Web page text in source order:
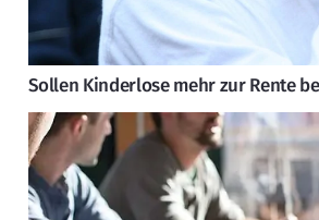
Sollen Kinderlose mehr zur Rente